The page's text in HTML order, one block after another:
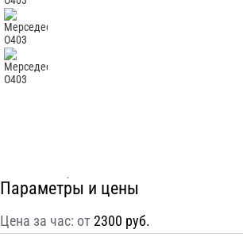
Параметры и цены
Цена за час: от2300 руб.